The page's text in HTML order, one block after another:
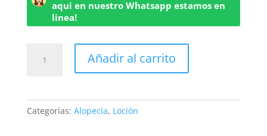
aqui en nuestro Whatsapp estamos en
linea!
0.1%
cantidad
Añadir al carrito
Categorías: Alopecia, Loción